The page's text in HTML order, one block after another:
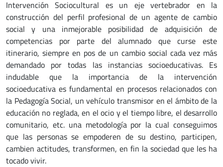
Intervención Sociocultural es un eje vertebrador en la
construcción del perfil profesional de un agente de cambio
social y una inmejorable posibilidad de adquisición de
competencias por parte del alumnado que curse este
itinerario, siempre en pos de un cambio social cada vez más
demandado por todas las instancias socioeducativas. Es
indudable que la importancia de la intervención
socioeducativa es fundamental en procesos relacionados con
la Pedagogía Social, un vehículo transmisor en el ámbito de la
educación no reglada, en el ocio y el tiempo libre, el desarrollo
comunitario, etc. una metodología por la cual conseguimos
que las personas se empoderen de su destino, participen,
cambien actitudes, transformen, en fin la sociedad que les ha
tocado vivir.